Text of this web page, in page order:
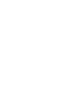
Instagram